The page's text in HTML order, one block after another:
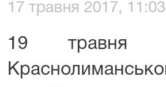
17 травня 2017, 11:03
19 травня